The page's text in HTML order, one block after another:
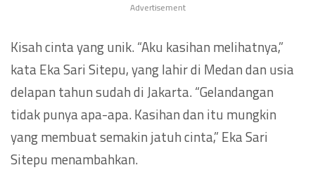
Advertisement
Kisah cinta yang unik. “Aku kasihan melihatnya,”
kata Eka Sari Sitepu, yang lahir di Medan dan usia
delapan tahun sudah di Jakarta. “Gelandangan
tidak punya apa-apa. Kasihan dan itu mungkin
yang membuat semakin jatuh cinta,” Eka Sari
Sitepu menambahkan.